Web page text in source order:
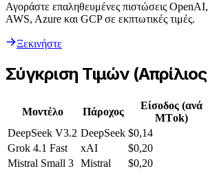
Αγοράστε επαληθευμένες πιστώσεις
AWS, Azure και GCP σε εκπτωτικές τιμές.
Ξεκινήστε
Σύγκριση Τιμών
Μοντέλο Πάροχος
Είσοδος (ανά
ΜΤok)
DeepSeek V3.2 DeepSeek $0,14
Grok 4.1 Fast
xAI $0,20
Mistral Small 3 Mistral $0,20